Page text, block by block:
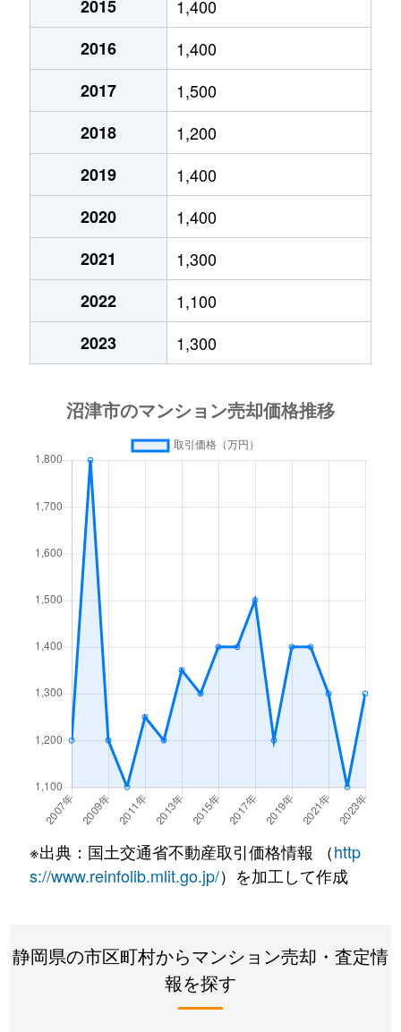
高沢町 380万円 沼津
高沢町
1,800万円 沼津
高沢町
3,000万円 沼津
高島町
2,400万円 沼津
高島町
2,200万円 沼津
常盤町
830万円 沼津
常盤町
800万円 沼津
1,300万円 沼津
本田町
2,800万円 沼津
2015
1,400
2016
1,400
2017
1,500
2018
1,200
2019
1,400
2020
1,400
2021
1,300
2022
1,100
2023
1,300
※出典：国土交通省不動産取引価格情報 （http
s://www.reinfolib.mlit.go.jp/）を加工して作成
静岡県の市区町村からマンション売却・査定情
報を探す